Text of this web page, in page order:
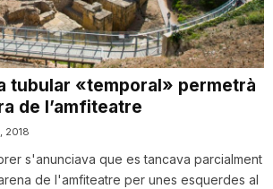
tubular «temporal» permetrà
de l’amfiteatre
2018
s'anunciava que es tancava parcialment
de l'amfiteatre per unes esquerdes al